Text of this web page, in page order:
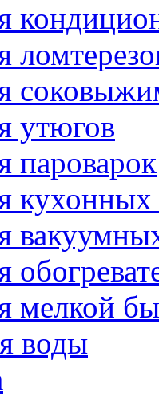
утюгов
пароварок
мелкой
воды